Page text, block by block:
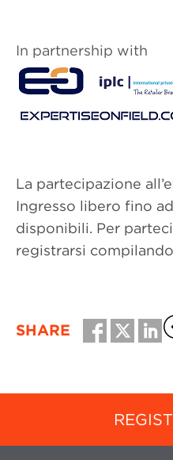
In partnership with
La partecipazione
Ingresso libero fino
disponibili. Per
registrarsi
SHARE